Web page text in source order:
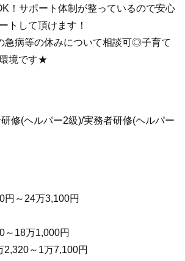
！サポート体制が整っているので安心
トして頂けます！
急病等の休みについて相談可◎子育て
境です★
修(ヘルパー2級)/実務者研修(ヘルパー
円～24万3,100円
～18万1,000円
～1万7,100円